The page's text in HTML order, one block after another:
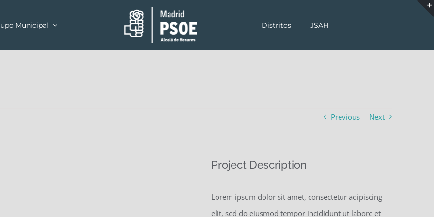
Municipal Distritos JSAH
Previous Next
Project Description
Lorem ipsum dolor sit amet, consectetur adipiscing
elit, sed do eiusmod tempor incididunt ut labore et